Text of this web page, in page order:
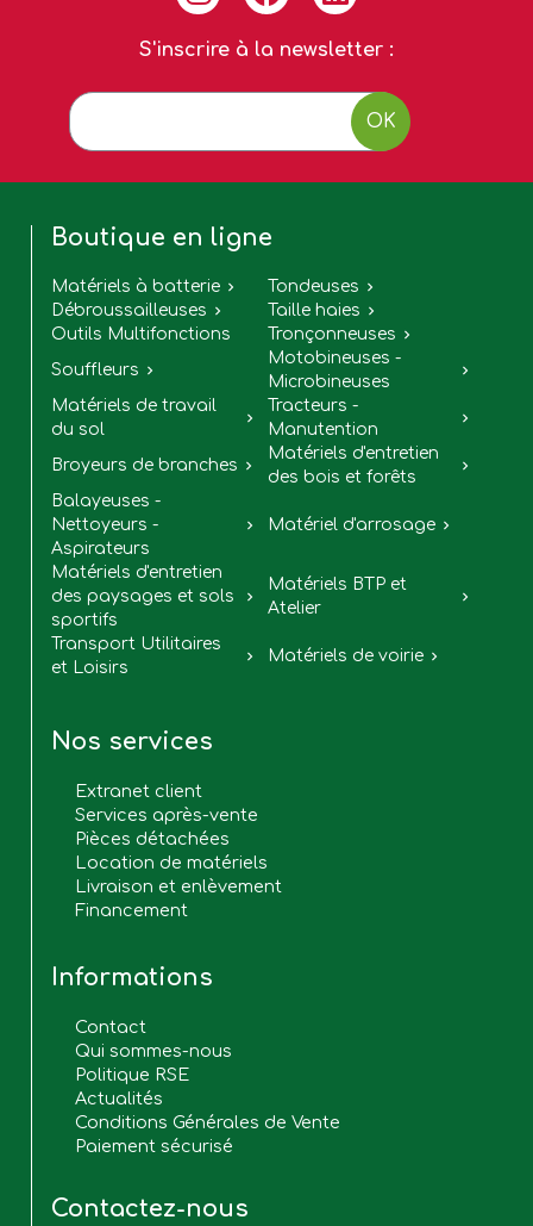
S'inscrire à la newsletter :
OK
Boutique en ligne
Matériels à batterie  Tondeuses 
Débroussailleuses  Taille haies 
Outils Multifonctions Tronçonneuses 
Souffleurs 
Motobineuses -
Microbineuses

Matériels de travail
du sol

Tracteurs -
Manutention

Broyeurs de branches 
Matériels d'entretien
des bois et forêts

Balayeuses -
Nettoyeurs -
Aspirateurs
 Matériel d'arrosage 
Matériels d'entretien
des paysages et sols
sportifs

Matériels BTP et
Atelier

Transport Utilitaires
et Loisirs
 Matériels de voirie 
Nos services
Extranet client
Services après-vente
Pièces détachées
Location de matériels
Livraison et enlèvement
Financement
Informations
Contact
Qui sommes-nous
Politique RSE
Actualités
Conditions Générales de Vente
Paiement sécurisé
Contactez-nous